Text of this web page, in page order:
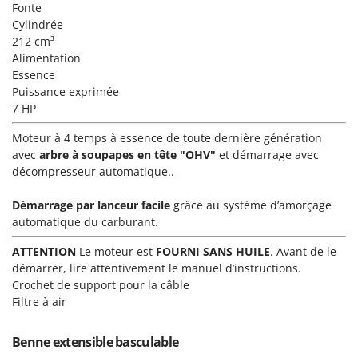
Pulvérisateurs portés
R
Rafraîchisseurs d'air par évaporation
Rampes de chargement en aluminium
Râpes à fromage électriques
Râteaux pour tracteur
Remplisseuses
Robots nettoyeurs de piscine
Robots Tondeuses
Rogneuses de souches
Rouleaux pour tracteur
S
Scies à Ruban
GVS
GYS
H
Helvi
Henx
HiKOKI
Honda
I
Idromatic
Il-Tec
Imperia
Intec
Fonte
Cylindrée
212 cm³
Alimentation
Essence
Puissance exprimée
7 HP
Moteur à 4 temps à essence de toute dernière génération
avec arbre à soupapes en tête "OHV" et démarrage avec
décompresseur automatique..
Démarrage par lanceur facile grâce au système d’amorçage
automatique du carburant.
ATTENTION Le moteur est FOURNI SANS HUILE. Avant de le
démarrer, lire attentivement le manuel d’instructions.
Crochet de support pour la câble
Filtre à air
Benne extensible basculable